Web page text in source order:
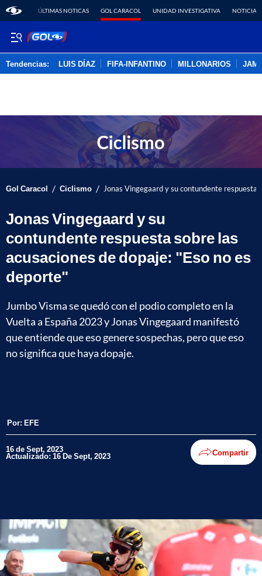
ÚLTIMAS NOTICAS GOL CARACOL UNIDAD INVESTIGATIVA NOTICIAS
Tendencias: LUIS DÍAZ FIFA-INFANTINO MILLONARIOS
Gol Caracol / Ciclismo / Jonas Vingegaard y su contundente respuesta
Jonas Vingegaard y su
contundente respuesta sobre las
acusaciones de dopaje: "Eso no es
deporte"
Jumbo Visma se quedó con el podio completo en la
Vuelta a España 2023 y Jonas Vingegaard manifestó
que entiende que eso genere sospechas, pero que eso
no significa que haya dopaje.
Por: EFE
16 de Sept, 2023
Actualizado: 16 De Sept, 2023 Compartir